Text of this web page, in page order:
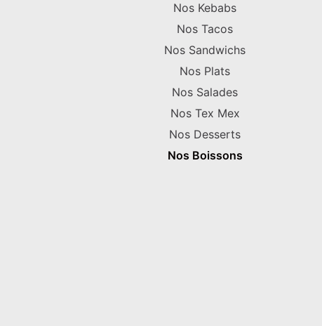
Nos Kebabs
Nos Tacos
Nos Sandwichs
Nos Plats
Nos Salades
Nos Tex Mex
Nos Desserts
Nos Boissons